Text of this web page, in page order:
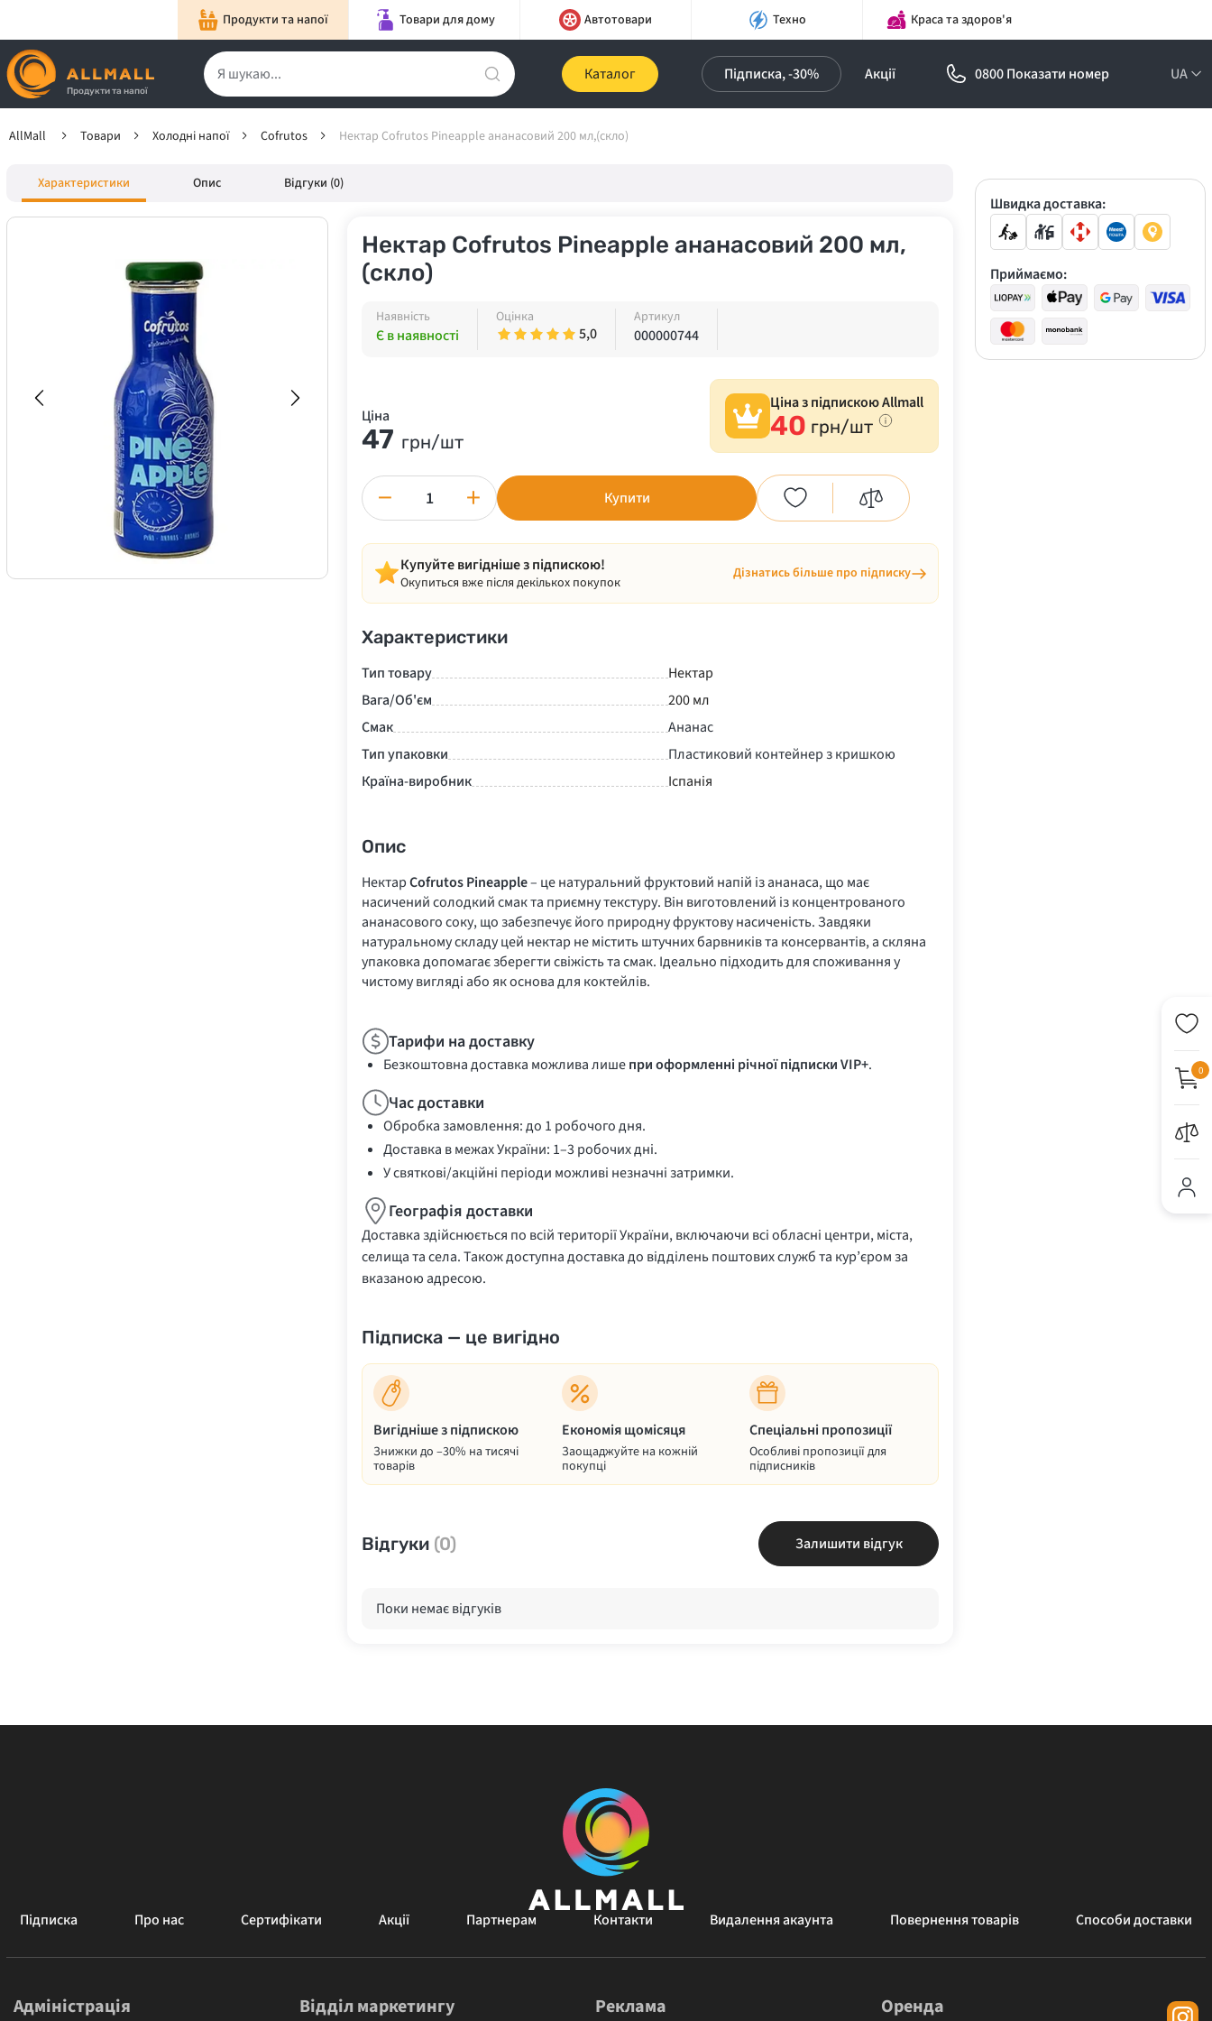
Продукти та напої Товари для дому Автотовари Техно Краса та здоров'я
Продукти та напої
Каталог Підписка, -30% Акції 0800 Показати номер UA
0
AllMall Товари Холодні напої Cofrutos Нектар Cofrutos Pineapple ананасовий 200 мл,(скло)
Характеристики Опис Відгуки (0)
Нектар Cofrutos Pineapple ананасовий 200 мл,
(скло)
Наявність
Є в наявності
Оцінка
5,0
Артикул
000000744
Ціна
47 грн/шт
Ціна з підпискою Allmall
40 грн/шт
− + Купити
Купуйте вигідніше з підпискою!
Окупиться вже після декількох покупок
Дізнатись більше про підписку
Характеристики
Тип товару
Нектар
Вага/Об'єм
200 мл
Смак
Ананас
Тип упаковки
Пластиковий контейнер з кришкою
Країна-виробник
Іспанія
Опис
НектарCofrutos Pineapple– це натуральний фруктовий напій із ананаса, що має
насичений солодкий смак та приємну текстуру. Він виготовлений із концентрованого
ананасового соку, що забезпечує його природну фруктову насиченість. Завдяки
натуральному складу цей нектар не містить штучних барвників та консервантів, а скляна
упаковка допомагає зберегти свіжість та смак. Ідеально підходить для споживання у
чистому вигляді або як основа для коктейлів.
Тарифи на доставку
Безкоштовна доставка можлива лишепри оформленні річної підписки VIP+.
Час доставки
Обробка замовлення: до 1 робочого дня.
Доставка в межах України: 1–3 робочих дні.
У святкові/акційні періоди можливі незначні затримки.
Географія доставки
Доставка здійснюється по всій території України, включаючи всі обласні центри, міста,
селища та села. Також доступна доставка до відділень поштових служб та кур’єром за
вказаною адресою.
Підписка — це вигідно
Вигідніше з підпискою
Знижки до –30% на тисячі
товарів
Економія щомісяця
Заощаджуйте на кожній
покупці
Спеціальні пропозиції
Особливі пропозиції для
підписників
Відгуки (0) Залишити відгук
Поки немає відгуків
Знижки до -30%
Швидка доставка:
Приймаємо:
Підписка Про нас Сертифікати Акції Партнерам Контакти Видалення акаунта Повернення товарів Способи доставки
Адміністрація Відділ маркетингу Реклама Оренда